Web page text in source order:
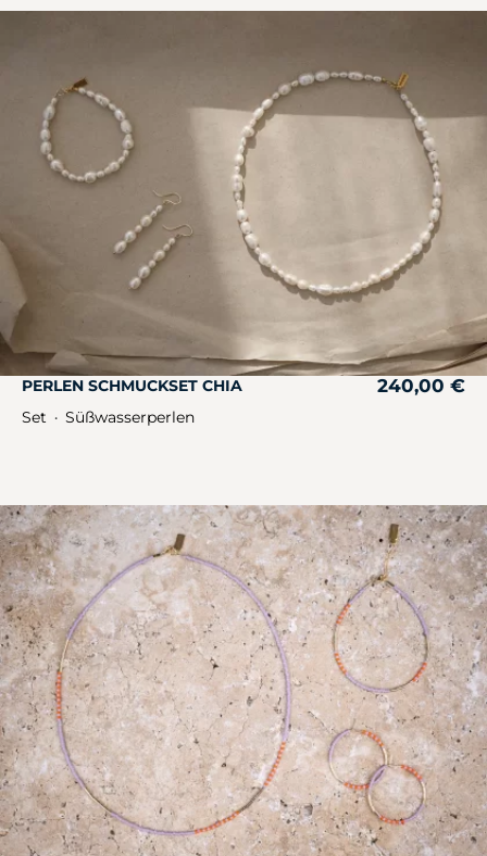
PERLEN SCHMUCKSET CHIA 240,00 €
Set ・ Süßwasserperlen